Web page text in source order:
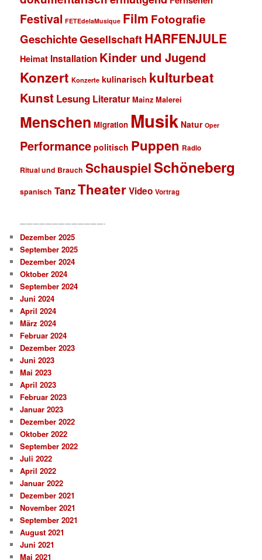
Festival FETEdelaMusique Film Fotografie
GeschichteGesellschaftHARFENJULE
Heimat Installation Kinder und Jugend
Konzert Konzerte kulinarisch kulturbeat
Kunst Lesung Literatur Mainz Malerei
Menschen Migration Musik Natur Oper
Performance politisch Puppen Radio
Ritual und Brauch SchauspielSchöneberg
spanisch TanzTheaterVideo Vortrag
—————————————-
Dezember 2025
September 2025
Dezember 2024
Oktober 2024
September 2024
Juni 2024
April 2024
März 2024
Februar 2024
Dezember 2023
Juni 2023
Mai 2023
April 2023
Februar 2023
Januar 2023
Dezember 2022
Oktober 2022
September 2022
Juli 2022
April 2022
Januar 2022
Dezember 2021
November 2021
September 2021
August 2021
Juni 2021
Mai 2021